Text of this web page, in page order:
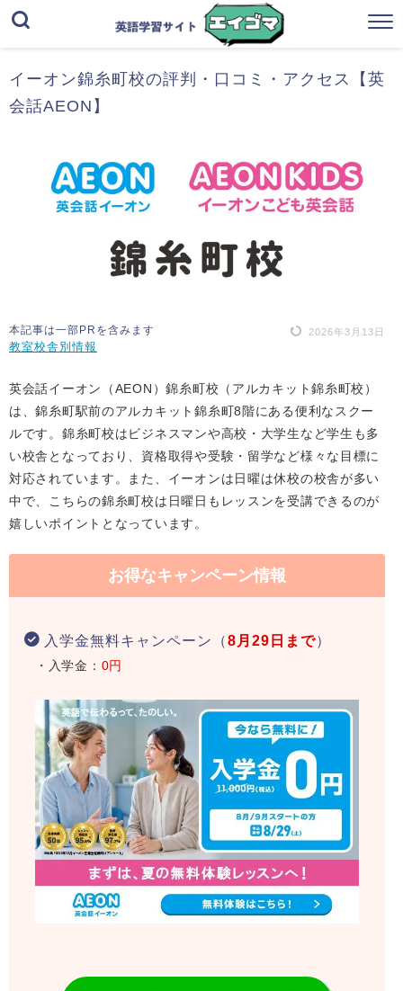
イーオン錦糸町校の評判・口コミ・アクセス【英
会話AEON】
本記事は一部PRを含みます 2026年3月13日
教室校舎別情報
英会話イーオン（AEON）錦糸町校（アルカキット錦糸町校）
は、錦糸町駅前のアルカキット錦糸町8階にある便利なスクー
ルです。錦糸町校はビジネスマンや高校・大学生など学生も多
い校舎となっており、資格取得や受験・留学など様々な目標に
対応されています。また、イーオンは日曜は休校の校舎が多い
中で、こちらの錦糸町校は日曜日もレッスンを受講できるのが
嬉しいポイントとなっています。
お得なキャンペーン情報
入学金無料キャンペーン（8月29日まで）
・入学金： 0円